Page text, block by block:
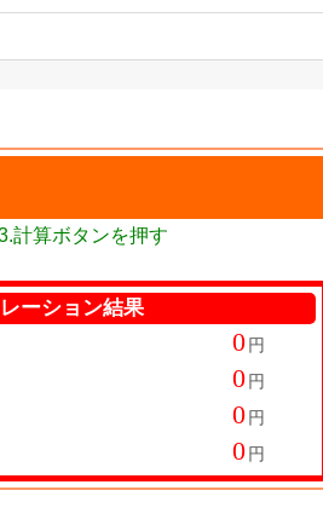
計算ボタンを押す
ーション結果
円
円
円
円